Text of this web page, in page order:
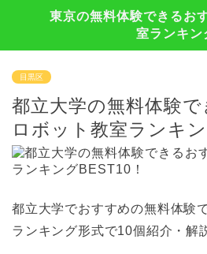
東京の無料体験できるお
室ランキン
目黒区
都立大学の無料体験
ロボット教室ランキ
都立大学でおすすめの無料体験
ランキング形式で10個紹介・解